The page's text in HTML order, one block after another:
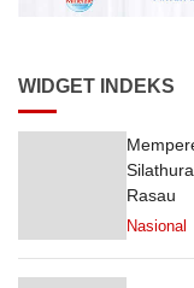
WIDGET INDEKS
Rasau
Nasional